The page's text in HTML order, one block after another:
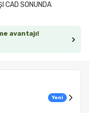
avantajı!
Yeni
CAD SONUNDA